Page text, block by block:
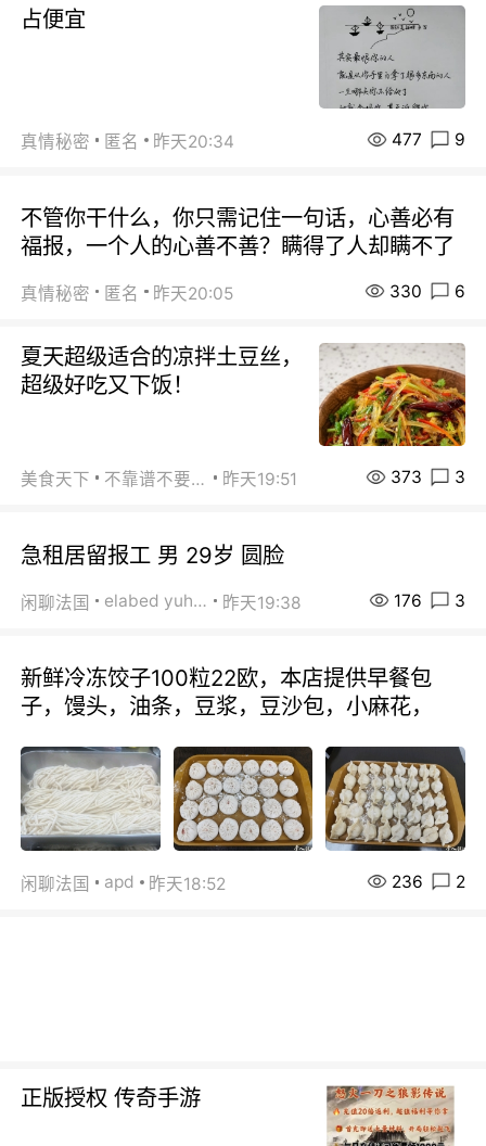
占便宜
真情秘密 匿名 昨天20:34 477 9
不管你干什么，你只需记住一句话，心善必有
福报，一个人的心善不善？瞒得了人却瞒不了
真情秘密 匿名 昨天20:05 330 6
夏天超级适合的凉拌土豆丝，
超级好吃又下饭！
美食天下 不靠谱不要联系 昨天19:51 373 3
急租居留报工 男 29岁 圆脸
闲聊法国 elabed yuhua 昨天19:38 176 3
新鲜冷冻饺子100粒22欧，本店提供早餐包
子，馒头，油条，豆浆，豆沙包，小麻花，
闲聊法国 apd 昨天18:52 236 2
正版授权 传奇手游